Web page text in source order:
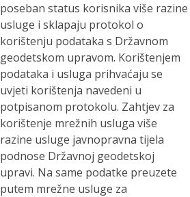
poseban status korisnika više razine
usluge i sklapaju protokol o
korištenju podataka s Državnom
geodetskom upravom. Korištenjem
podataka i usluga prihvaćaju se
uvjeti korištenja navedeni u
potpisanom protokolu. Zahtjev za
korištenje mrežnih usluga više
razine usluge javnopravna tijela
podnose Državnoj geodetskoj
upravi. Na same podatke preuzete
putem mrežne usluge za